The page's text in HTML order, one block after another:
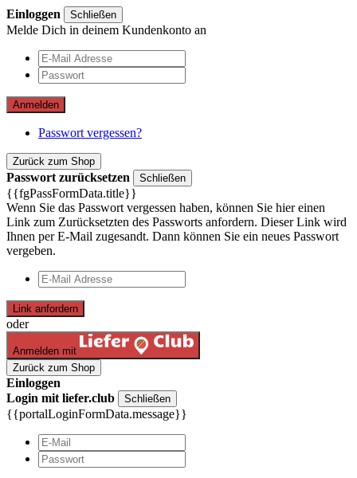
Einloggen Schließen
Melde Dich in deinem Kundenkonto an
Anmelden
Passwort vergessen?
Zurück zum Shop
Passwort zurücksetzen Schließen
{{fgPassFormData.title}}
Wenn Sie das Passwort vergessen haben, können Sie hier einen
Link zum Zurücksetzten des Passworts anfordern. Dieser Link wird
Ihnen per E-Mail zugesandt. Dann können Sie ein neues Passwort
vergeben.
Link anfordern
oder
Anmelden mit
Zurück zum Shop
Einloggen
Login mit liefer.club
Schließen
{{portalLoginFormData.message}}